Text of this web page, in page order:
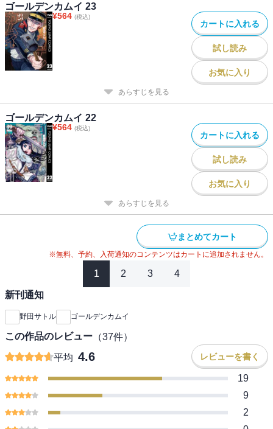
ゴールデンカムイ 23
¥564 (税込)
カートに入れる
試し読み
お気に入り
あらすじを見る
ゴールデンカムイ 22
¥564 (税込)
カートに入れる
試し読み
お気に入り
あらすじを見る
まとめてカート
※無料、予約、入荷通知のコンテンツはカートに追加されません。
1 2 3 4
新刊通知
野田サトル ゴールデンカムイ
この作品のレビュー （37件）
平均 4.6 レビューを書く
19
9
2